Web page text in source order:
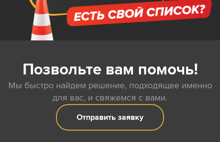
Позвольте вам помочь!
Мы быстро найдем решение, подходящее именно
для вас, и свяжемся с вами.
Отправить заявку